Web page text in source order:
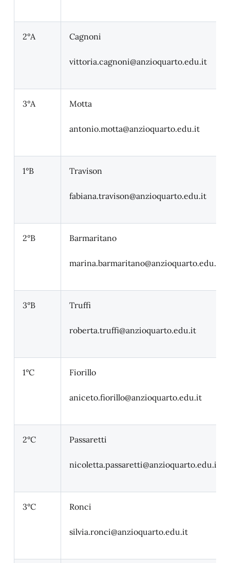
2°A Cagnoni
vittoria.cagnoni@anzioquarto.edu.it
3°A Motta
antonio.motta@anzioquarto.edu.it
1°B Travison
fabiana.travison@anzioquarto.edu.it
2°B Barmaritano
marina.barmaritano@anzioquarto.edu.it
3°B Truffi
roberta.truffi@anzioquarto.edu.it
1°C Fiorillo
aniceto.fiorillo@anzioquarto.edu.it
2°C Passaretti
nicoletta.passaretti@anzioquarto.edu.it
3°C Ronci
silvia.ronci@anzioquarto.edu.it